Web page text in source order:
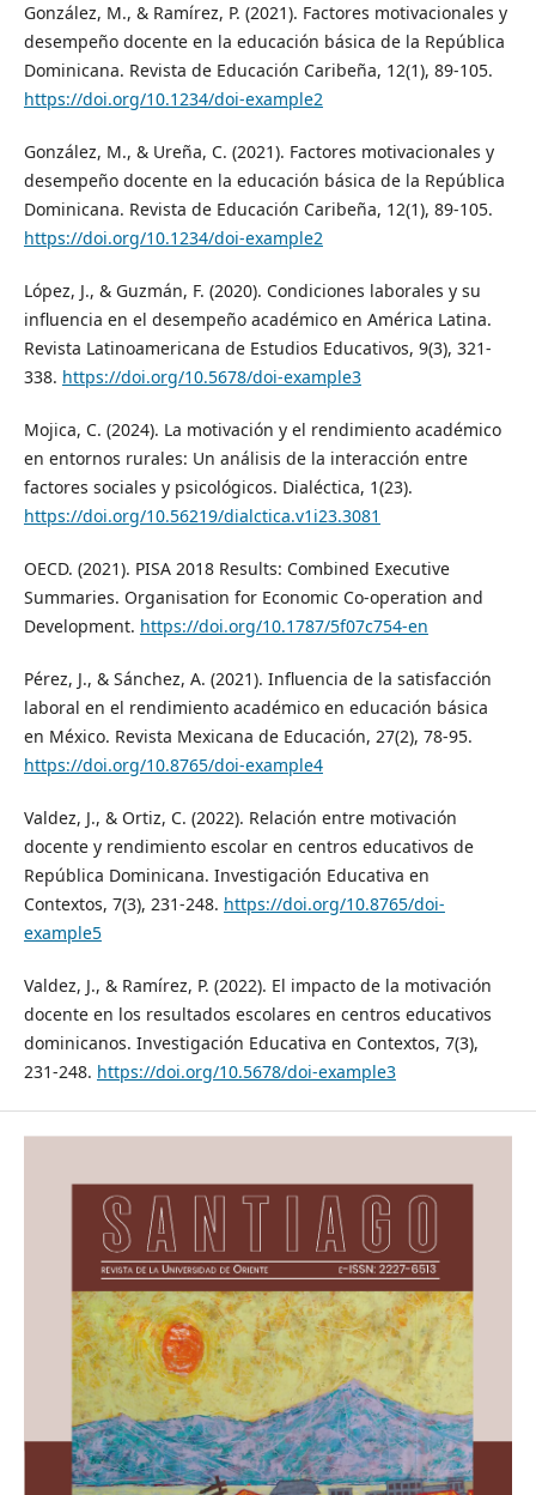
González, M., & Ramírez, P. (2021). Factores motivacionales y
desempeño docente en la educación básica de la República
Dominicana. Revista de Educación Caribeña, 12(1), 89-105.
https://doi.org/10.1234/doi-example2
González, M., & Ureña, C. (2021). Factores motivacionales y
desempeño docente en la educación básica de la República
Dominicana. Revista de Educación Caribeña, 12(1), 89-105.
https://doi.org/10.1234/doi-example2
López, J., & Guzmán, F. (2020). Condiciones laborales y su
influencia en el desempeño académico en América Latina.
Revista Latinoamericana de Estudios Educativos, 9(3), 321-
338. https://doi.org/10.5678/doi-example3
Mojica, C. (2024). La motivación y el rendimiento académico
en entornos rurales: Un análisis de la interacción entre
factores sociales y psicológicos. Dialéctica, 1(23).
https://doi.org/10.56219/dialctica.v1i23.3081
OECD. (2021). PISA 2018 Results: Combined Executive
Summaries. Organisation for Economic Co-operation and
Development. https://doi.org/10.1787/5f07c754-en
Pérez, J., & Sánchez, A. (2021). Influencia de la satisfacción
laboral en el rendimiento académico en educación básica
en México. Revista Mexicana de Educación, 27(2), 78-95.
https://doi.org/10.8765/doi-example4
Valdez, J., & Ortiz, C. (2022). Relación entre motivación
docente y rendimiento escolar en centros educativos de
República Dominicana. Investigación Educativa en
Contextos, 7(3), 231-248. https://doi.org/10.8765/doi-
example5
Valdez, J., & Ramírez, P. (2022). El impacto de la motivación
docente en los resultados escolares en centros educativos
dominicanos. Investigación Educativa en Contextos, 7(3),
231-248. https://doi.org/10.5678/doi-example3